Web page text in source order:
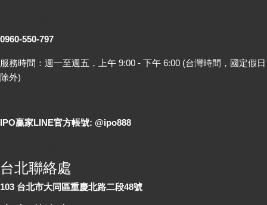
0960-550-797
服務時間：週一至週五，上午 9:00 - 下午 6:00 (台灣時間，國定假日
除外)
IPO贏家LINE官方帳號: @ipo888
台北聯絡處
103 台北市大同區重慶北路二段48號